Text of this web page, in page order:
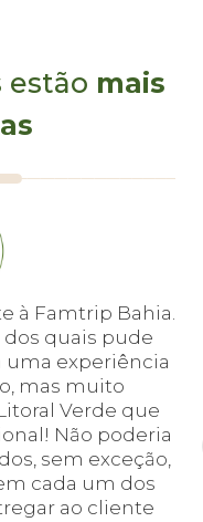
estão mais
à Famtrip Bahia.
quais pude
experiência
mas muito
Verde que
Não poderia
sem exceção,
cada um dos
ao cliente